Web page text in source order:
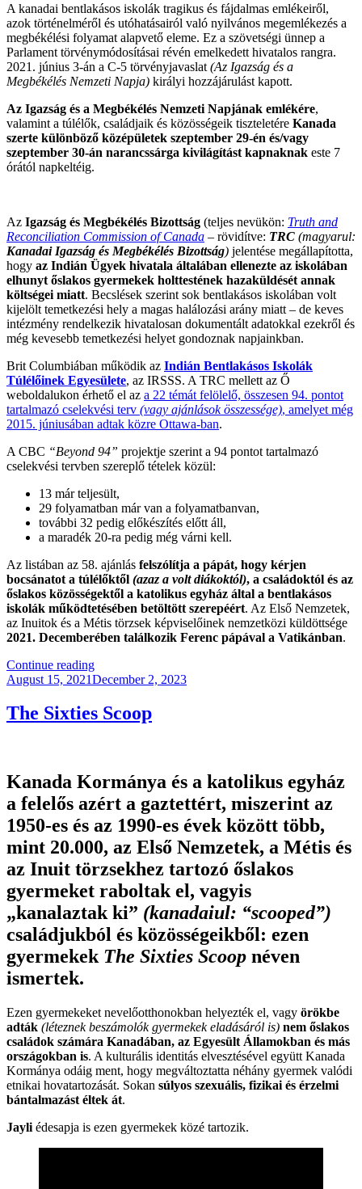
A kanadai bentlakásos iskolák tragikus és fájdalmas emlékeiről,
azok történelméről és utóhatásairól való nyilvános megemlékezés a
megbékélési folyamat alapvető eleme. Ez a szövetségi ünnep a
Parlament törvénymódosításai révén emelkedett hivatalos rangra.
2021. június 3-án a C-5 törvényjavaslat (Az Igazság és a
Megbékélés Nemzeti Napja) királyi hozzájárulást kapott.
Az Igazság és a Megbékélés Nemzeti Napjának emlékére,
valamint a túlélők, családjaik és közösségeik tiszteletére Kanada
szerte különböző középületek szeptember 29-én és/vagy
szeptember 30-án narancssárga kivilágítást kapnaknak este 7
órától napkeltéig.
Az Igazság és Megbékélés Bizottság (teljes nevükön: Truth and
Reconciliation Commission of Canada – rövidítve: TRC (magyarul:
Kanadai Igazság és Megbékélés Bizottság) jelentése megállapította,
hogy az Indián Ügyek hivatala általában ellenezte az iskolában
elhunyt őslakos gyermekek holttestének hazaküldését annak
költségei miatt. Becslések szerint sok bentlakásos iskolában volt
kijelölt temetkezési hely a magas halálozási arány miatt – de keves
intézmény rendelkezik hivatalosan dokumentált adatokkal ezekről és
még kevesebb temetkezési helyet gondoznak napjainkban.
Brit Columbiában működik az Indián Bentlakásos Iskolák
Túlélőinek Egyesülete, az IRSSS. A TRC mellett az Ő
weboldalukon érhető el az a 22 témát felölelő, összesen 94. pontot
tartalmazó cselekvési terv (vagy ajánlások összessége), amelyet még
2015. júniusában adtak közre Ottawa-ban.
A CBC “Beyond 94” projektje szerint a 94 pontot tartalmazó
cselekvési tervben szereplő tételek közül:
13 már teljesült,
29 folyamatban már van a folyamatbanvan,
további 32 pedig előkészítés előtt áll,
a maradék 20-ra pedig még várni kell.
Az listában az 58. ajánlás felszólítja a pápát, hogy kérjen
bocsánatot a túlélőktől (azaz a volt diákoktól), a családoktól és az
őslakos közösségektől a katolikus egyház által a bentlakásos
iskolák működtetésében betöltött szerepéért. Az Első Nemzetek,
az Inuitok és a Métis törzsek képviselőinek nemzetközi küldöttsége
2021. Decemberében találkozik Ferenc pápával a Vatikánban.
Continue reading“Szeptember
30:
Igazság
És
Napja”
Posted
August 15, 2021December 2, 2023
The Sixties Scoop
Kanada Kormánya és a katolikus egyház
a felelős azért a gaztettért, miszerint az
1950-es és az 1990-es évek között több,
mint 20.000, az Első Nemzetek, a Métis és
az Inuit törzsekhez tartozó őslakos
gyermeket raboltak el, vagyis
„kanalaztak ki” (kanadaiul: “scooped”)
családjukból és közösségeikből: ezen
gyermekek The Sixties Scoop néven
ismertek.
Ezen gyermekeket nevelőotthonokban helyezték el, vagy örökbe
adták (léteznek beszámolók gyermekek eladásáról is) nem őslakos
családok számára Kanadában, az Egyesült Államokban és más
országokban is. A kulturális identitás elvesztésével együtt Kanada
Kormánya odáig ment, hogy megváltoztatta néhány gyermek valódi
etnikai hovatartozását. Sokan súlyos szexuális, fizikai és érzelmi
bántalmazást éltek át.
Jayli édesapja is ezen gyermekek közé tartozik.